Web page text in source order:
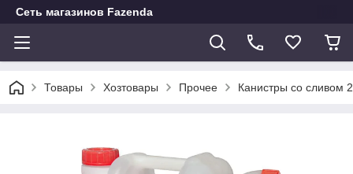
Сеть магазинов Fazenda
Товары Хозтовары Прочее Канистры со сливом